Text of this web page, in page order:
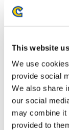
This website
We use
provide social
We also share
our social
may combine it
provided to
【NS2】鬼武者